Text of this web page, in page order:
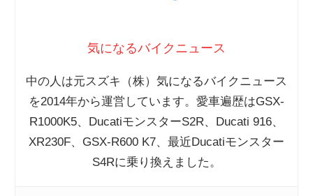
気になるバイクニュース
中の人は元スズキ（株）気になるバイクニュース
を2014年から運営しています。愛車遍歴はGSX-
R1000K5、DucatiモンスターS2R、Ducati 916、
XR230F、GSX-R600 K7、最近Ducatiモンスター
S4Rに乗り換えました。